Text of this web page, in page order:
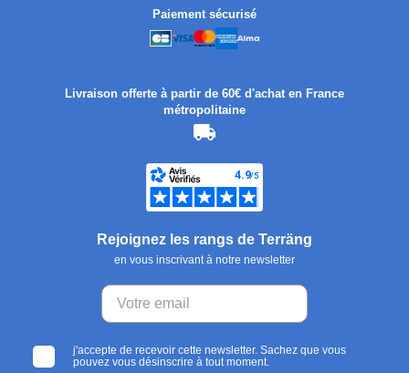
Paiement sécurisé
Livraison offerte à partir de 60€ d'achat en France
métropolitaine
Rejoignez les rangs de Terräng
en vous inscrivant à notre newsletter
j'accepte de recevoir cette newsletter. Sachez que vous
pouvez vous désinscrire à tout moment.